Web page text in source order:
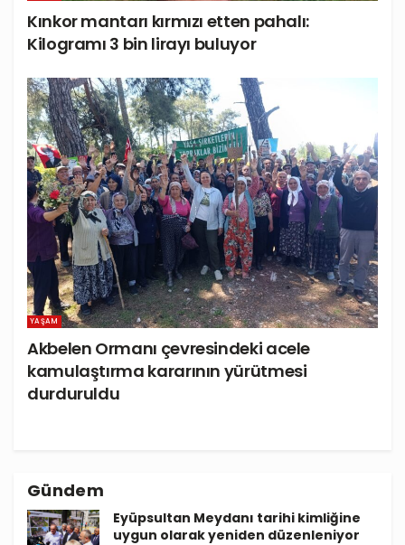
Kınkor mantarı kırmızı etten pahalı:
Kilogramı 3 bin lirayı buluyor
YAŞAM
Akbelen Ormanı çevresindeki acele
kamulaştırma kararının yürütmesi
durduruldu
Gündem
Eyüpsultan Meydanı tarihi kimliğine
uygun olarak yeniden düzenleniyor